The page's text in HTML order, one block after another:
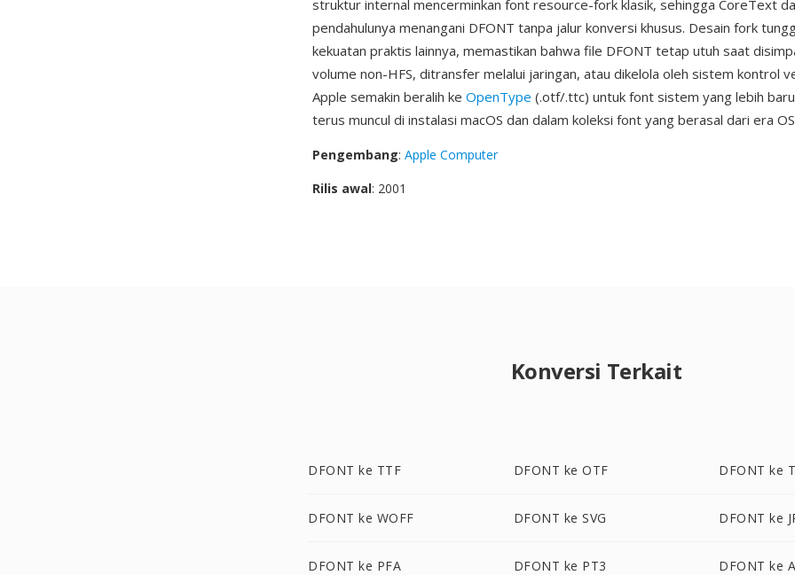
struktur internal mencerminkan font resource-fork klasik, sehingga CoreText
pendahulunya menangani DFONT tanpa jalur konversi khusus. Desain fork
kekuatan praktis lainnya, memastikan bahwa file DFONT tetap utuh saat
volume non-HFS, ditransfer melalui jaringan, atau dikelola oleh sistem kontrol
Apple semakin beralih ke OpenType (.otf/.ttc) untuk font sistem yang lebih
terus muncul di instalasi macOS dan dalam koleksi font yang berasal dari era
Pengembang: Apple Computer
Rilis awal: 2001
Konversi Terkait
DFONT ke TTF DFONT ke OTF DFONT ke
DFONT ke WOFF DFONT ke SVG DFONT ke
DFONT ke PFA DFONT ke PT3 DFONT ke